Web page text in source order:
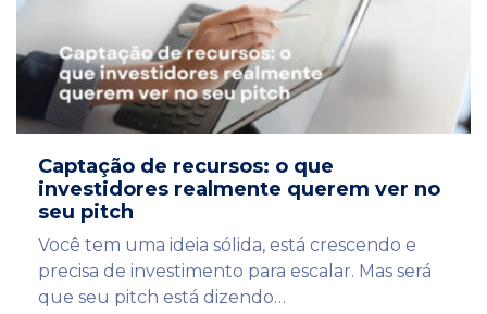
Captação de recursos: o que
investidores realmente querem ver no
seu pitch
Você tem uma ideia sólida, está crescendo e
precisa de investimento para escalar. Mas será
que seu pitch está dizendo…